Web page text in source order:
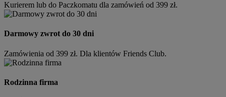
Kurierem lub do Paczkomatu dla zamówień od 399 zł.
Darmowy zwrot do 30 dni
Zamówienia od 399 zł. Dla klientów Friends Club.
Rodzinna firma